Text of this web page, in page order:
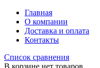
Главная
О компании
Доставка и оплата
Контакты
Список сравнения
В корзине нет товаров